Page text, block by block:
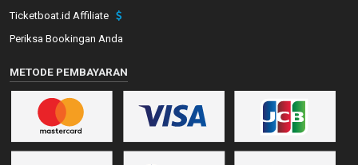
Ticketboat.id Affiliate
Periksa Bookingan Anda
METODE PEMBAYARAN